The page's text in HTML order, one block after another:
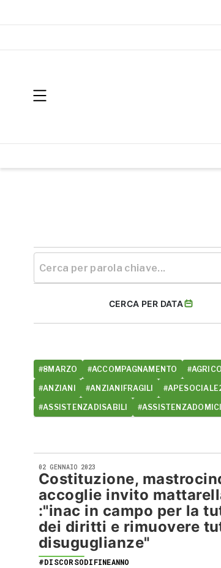
CERCA PER DATA
#8MARZO #ACCOMPAGNAMENTO
#ANZIANI #ANZIANIFRAGILI
#ASSISTENZADISABILI
02 GENNAIO 2023
Costituzione,
accoglie invito
:"inac in campo per la
dei diritti e rimuovere
disuguglianze"
#DISCORSODIFINEANNO